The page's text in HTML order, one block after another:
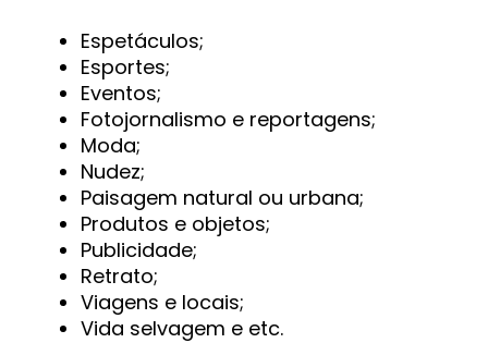
Espetáculos;
Esportes;
Eventos;
Fotojornalismo e reportagens;
Moda;
Nudez;
Paisagem natural ou urbana;
Produtos e objetos;
Publicidade;
Retrato;
Viagens e locais;
Vida selvagem e etc.